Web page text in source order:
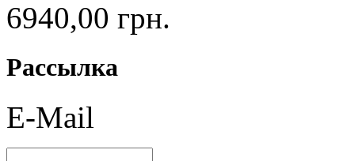
6940,00 грн.
Рассылка
E-Mail